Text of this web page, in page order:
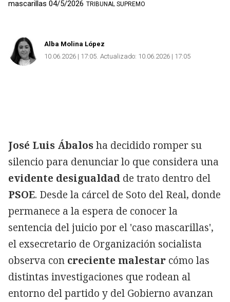
mascarillas 04/5/2026 TRIBUNAL SUPREMO
Alba Molina López
10.06.2026 | 17:05 Actualizado: 10.06.2026 | 17:05
José Luis Ábalosha decidido romper su
silencio para denunciar lo que considera una
evidente desigualdad de trato dentro del
PSOE. Desde la cárcel de Soto del Real, donde
permanece a la espera de conocer la
sentencia del juicio por el 'caso mascarillas',
el exsecretario de Organización socialista
observa con creciente malestar cómo las
distintas investigaciones que rodean al
entorno del partido y del Gobierno avanzan